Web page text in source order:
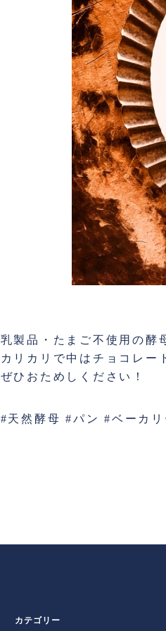
乳製品・たまご不使用の酵
カリカリで中はチョコレー
ぜひおためしください！
#天然酵母 #パン #ベーカ
カテゴリー